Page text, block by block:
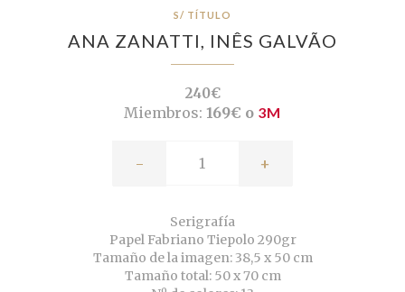
S/ TÍTULO
ANA ZANATTI, INÊS GALVÃO
240€
Miembros: 169€ o 3M
- +
Serigrafía
Papel Fabriano Tiepolo 290gr
Tamaño de la imagen: 38,5 x 50 cm
Tamaño total: 50 x 70 cm